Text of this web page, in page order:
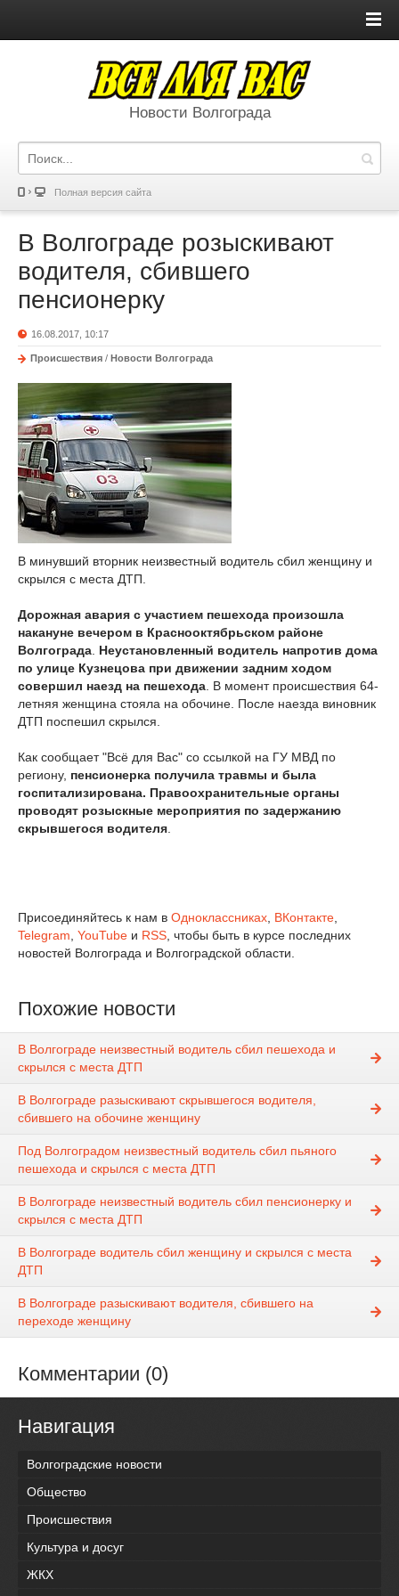
Новости Волгограда
Полная версия сайта
В Волгограде розыскивают
водителя, сбившего
пенсионерку
16.08.2017, 10:17
Происшествия / Новости Волгограда
В минувший вторник неизвестный водитель сбил женщину и
скрылся с места ДТП.
Дорожная авария с участием пешехода произошла
накануне вечером в Краснооктябрьском районе
Волгограда Неустановленный водитель напротив дома
по улице Кузнецова при движении задним ходом
совершил наезд на пешехода . В момент происшествия 64-
летняя женщина стояла на обочине. После наезда виновник
ДТП поспешил скрылся.
Как сообщает "Всё для Вас" со ссылкой на ГУ МВД по
региону, пенсионерка получила травмы и была
госпитализирована. Правоохранительные органы
проводят розыскные мероприятия по задержанию
скрывшегося водителя
Присоединяйтесь к нам в Одноклассниках ВКонтакте
Telegram YouTube и RSS , чтобы быть в курсе последних
новостей Волгограда и Волгоградской области.
Похожие новости
В Волгограде неизвестный водитель сбил пешехода и
скрылся с места ДТП
В Волгограде разыскивают скрывшегося водителя,
сбившего на обочине женщину
Под Волгоградом неизвестный водитель сбил пьяного
пешехода и скрылся с места ДТП
В Волгограде неизвестный водитель сбил пенсионерку и
скрылся с места ДТП
В Волгограде водитель сбил женщину и скрылся с места
ДТП
В Волгограде разыскивают водителя, сбившего на
переходе женщину
Комментарии (0)
Навигация
Волгоградские новости
Общество
Происшествия
Культура и досуг
ЖКХ